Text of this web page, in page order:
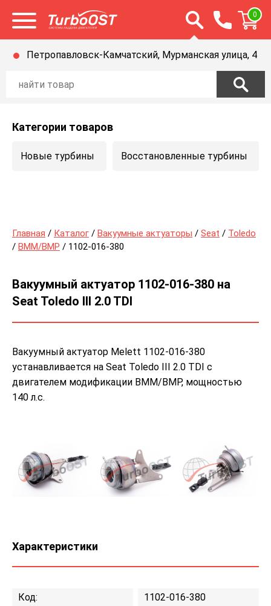
Открыть меню Открыть строку
0
Петропавловск-Камчатский, Мурманская улица, 4
Категории товаров
Новые турбины Восстановленные турбины
Главная / Каталог / Вакуумные актуаторы / Seat / Toledo
/ BMM/BMP / 1102-016-380
Вакуумный актуатор 1102-016-380 на
Seat Toledo III 2.0 TDI
Вакуумный актуатор Melett 1102-016-380
устанавливается на Seat Toledo III 2.0 TDI с
двигателем модификации BMM/BMP, мощностью
140 л.с.
Характеристики
Код: 1102-016-380